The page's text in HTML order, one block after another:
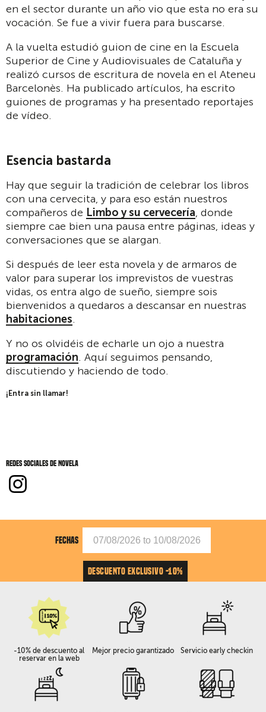
en el sector durante un año vio que esta no era su
vocación. Se fue a vivir fuera para buscarse.
A la vuelta estudió guion de cine en la Escuela
Superior de Cine y Audiovisuales de Cataluña y
realizó cursos de escritura de novela en el Ateneu
Barcelonès. Ha publicado artículos, ha escrito
guiones de programas y ha presentado reportajes
de vídeo.
Esencia bastarda
Hay que seguir la tradición de celebrar los libros
con una cervecita, y para eso están nuestros
compañeros de Limbo y su cervecería, donde
siempre cae bien una pausa entre páginas, ideas y
conversaciones que se alargan.
Si después de leer esta novela y de armaros de
valor para superar los imprevistos de vuestras
vidas, os entra algo de sueño, siempre sois
bienvenidos a quedaros a descansar en nuestras
habitaciones.
Y no os olvidéis de echarle un ojo a nuestra
programación. Aquí seguimos pensando,
discutiendo y haciendo de todo.
¡Entra sin llamar!
Redes sociales de Novela
FECHAS
DESCUENTO EXCLUSIVO -10%
-10% de descuento al
reservar en la web
Mejor precio garantizado Servicio early checkin